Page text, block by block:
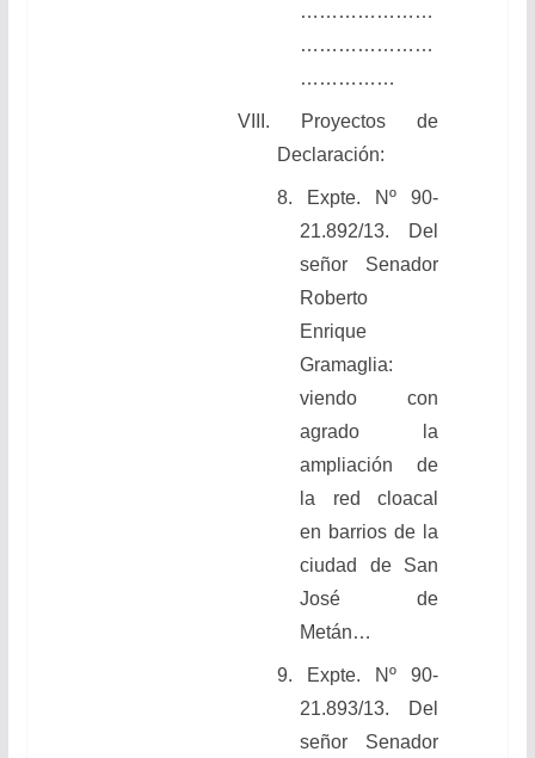
…………………
…………………
……………
VIII. Proyectos de
Declaración:
8. Expte. Nº 90-
21.892/13. Del
señor Senador
Roberto
Enrique
Gramaglia:
viendo con
agrado la
ampliación de
la red cloacal
en barrios de la
ciudad de San
José de
Metán…
9. Expte. Nº 90-
21.893/13. Del
señor Senador